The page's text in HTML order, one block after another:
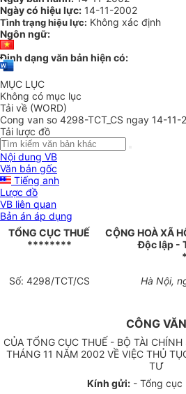
Ngày có hiệu lực: 14-11-2002
Tình trạng hiệu lực: Không xác định
Ngôn ngữ:
Định dạng văn bản hiện có:
MỤC LỤC
Không có mục lục
Tải về (WORD)
Cong van so 4298-TCT_CS ngay 14-
Tải lược đồ
Nội dung VB
Văn bản gốc
Tiếng anh
Lược đồ
VB liên quan
Bản án áp dụng
TỔNG CỤC THUẾ
********
CỘNG HOÀ XÃ
Độc lập -
Số: 4298/TCT/CS Hà Nội,
CÔNG VĂN
CỦA TỔNG CỤC THUẾ - BỘ TÀI
THÁNG 11 NĂM 2002 VỀ VIỆC THỦ
TƯ
Kính gửi:- Tổng cục